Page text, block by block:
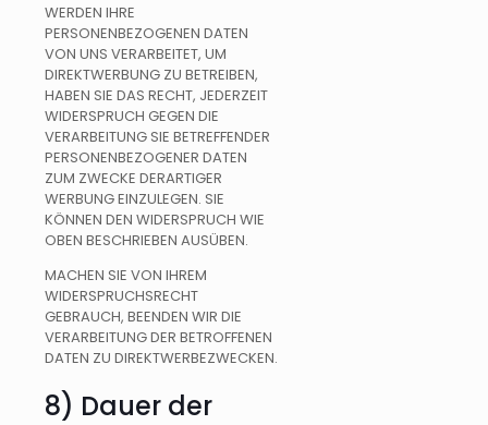
WERDEN IHRE
PERSONENBEZOGENEN DATEN
VON UNS VERARBEITET, UM
DIREKTWERBUNG ZU BETREIBEN,
HABEN SIE DAS RECHT, JEDERZEIT
WIDERSPRUCH GEGEN DIE
VERARBEITUNG SIE BETREFFENDER
PERSONENBEZOGENER DATEN
ZUM ZWECKE DERARTIGER
WERBUNG EINZULEGEN. SIE
KÖNNEN DEN WIDERSPRUCH WIE
OBEN BESCHRIEBEN AUSÜBEN.
MACHEN SIE VON IHREM
WIDERSPRUCHSRECHT
GEBRAUCH, BEENDEN WIR DIE
VERARBEITUNG DER BETROFFENEN
DATEN ZU DIREKTWERBEZWECKEN.
8) Dauer der